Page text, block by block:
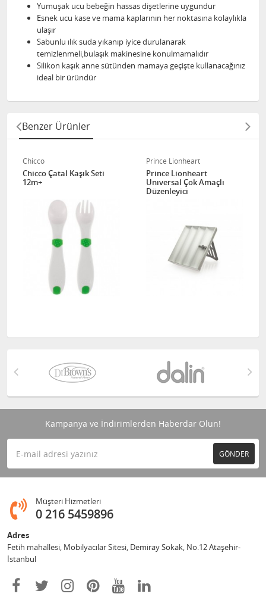
Yumuşak ucu bebeğin hassas dişetlerine uygundur
Esnek ucu kase ve mama kaplarının her noktasına kolaylıkla
ulaşır
Sabunlu ılık suda yıkanıp iyice durulanarak
temizlenmeli,bulaşık makinesine konulmamalıdır
Silikon kaşık anne sütünden mamaya geçişte kullanacağınız
ideal bir üründür
Benzer Ürünler
Chicco
Chicco Çatal Kaşık Seti
12m+
Prince Lionheart
Prince Lionheart
Unıversal Çok Amaçlı
Düzenleyici
Kampanya ve İndirimlerden Haberdar Olun!
GÖNDER
Müşteri Hizmetleri
0 216 5459896
Adres
Fetih mahallesi, Mobilyacılar Sitesi, Demiray Sokak, No.12 Ataşehir-
İstanbul